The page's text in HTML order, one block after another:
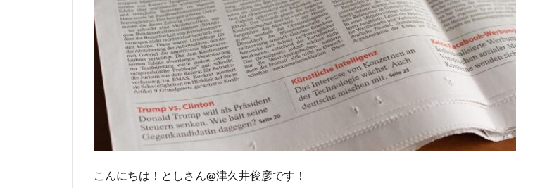
こんにちは！としさん@津久井俊彦です！